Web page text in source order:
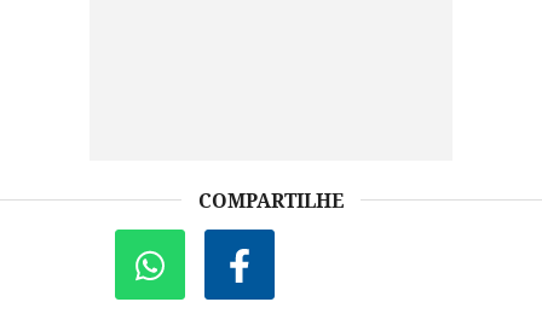
COMPARTILHE